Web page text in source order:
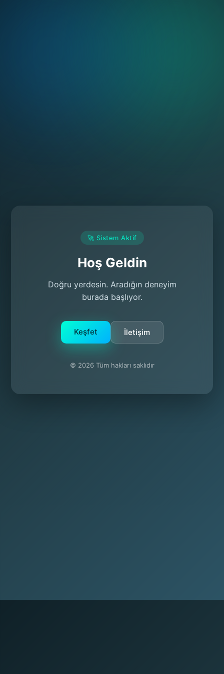
🚀 Sistem Aktif
Hoş Geldin
Doğru yerdesin. Aradığın deneyim
burada başlıyor.
Keşfet İletişim
© 2026 Tüm hakları saklıdır